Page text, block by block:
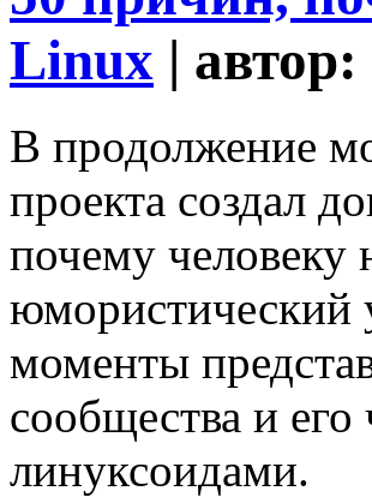
Linux | автор:
В продолжение
проекта создал
почему
юмористический
моменты
сообщества и
линуксоидами.